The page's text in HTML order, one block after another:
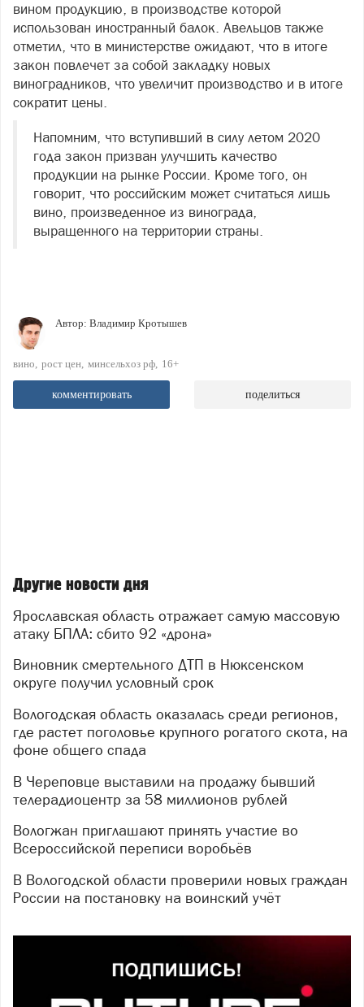
вином продукцию, в производстве которой
использован иностранный балок. Авельцов также
отметил, что в министерстве ожидают, что в итоге
закон повлечет за собой закладку новых
виноградников, что увеличит производство и в итоге
сократит цены.
Напомним, что вступивший в силу летом 2020
года закон призван улучшить качество
продукции на рынке России. Кроме того, он
говорит, что российским может считаться лишь
вино, произведенное из винограда,
выращенного на территории страны.
Автор: Владимир Кротышев
вино рост цен минсельхоз рф 16+
комментировать поделиться
Другие новости дня
Ярославская область отражает самую массовую
атаку БПЛА: сбито 92 «дрона»
Виновник смертельного ДТП в Нюксенском
округе получил условный срок
Вологодская область оказалась среди регионов,
где растет поголовье крупного рогатого скота, на
фоне общего спада
В Череповце выставили на продажу бывший
телерадиоцентр за 58 миллионов рублей
Вологжан приглашают принять участие во
Всероссийской переписи воробьёв
В Вологодской области проверили новых граждан
России на постановку на воинский учёт